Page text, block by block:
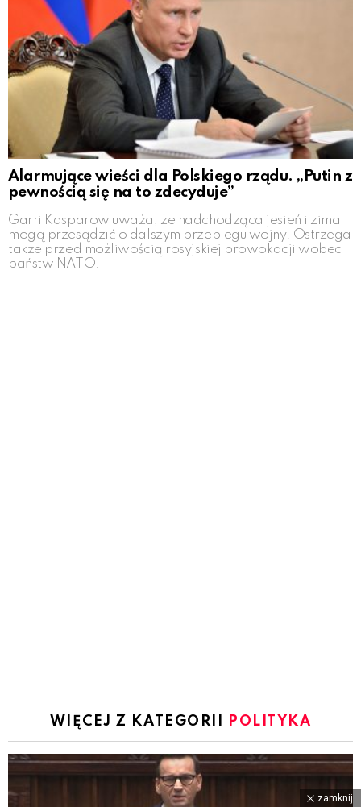
Alarmujące wieści dla Polskiego rządu. „Putin z
pewnością się na to zdecyduje”
Garri Kasparow uważa, że nadchodząca jesień i zima
mogą przesądzić o dalszym przebiegu wojny. Ostrzega
także przed możliwością rosyjskiej prowokacji wobec
państw NATO.
WIĘCEJ Z KATEGORII POLITYKA
zamknij